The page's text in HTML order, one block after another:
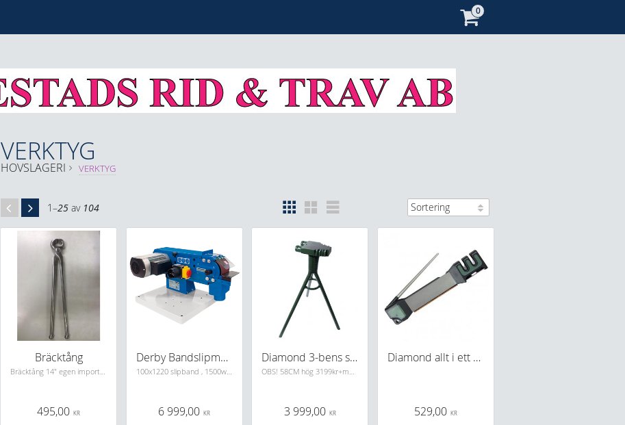
VERKTYG
HOVSLAGERI VERKTYG
1–25 av 104
Bräcktång
Bräcktång 14" egen import av mycket prisvärd kvalite
495,00 KR
Derby Bandslipmaskin
100x1220 slipband , 1500watt
6 999,00 KR
Diamond 3-bens städ Pocket Anvil
OBS! 58CM hög 3199kr+moms
3 999,00 KR
Diamond allt i ett slip
529,00 KR